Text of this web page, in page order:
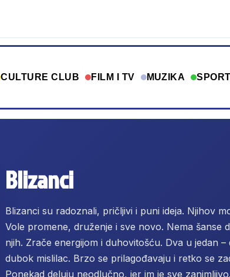
CULTURE CLUB FILM I TV MUZIKA SPORT
Blizanci
Blizanci su radoznali, pričljivi i puni ideja. Njihov
Vole promene, druženje i sve novo. Nema šanse
njih. Zrače energijom i duhovitošću. Dva u jedan
dubok mislilac. Brzo se prilagođavaju i retko se
Ponekad deluju neodlučno, jer im je sve